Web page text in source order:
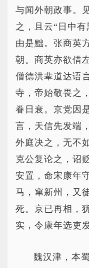
与闻外朝政事。
之，且云“日中
由是黜。张商英
朝。商英亦欲借
僧德洪辈道达语
寺，帝始敬畏之
眷日衰。京党因
言，天信先发端
外庭决之，无不
克公复论之，诏
安置，命宋康年
马，窜新州，又
死。京已再相，
实，令康年选吏
魏汉津，本